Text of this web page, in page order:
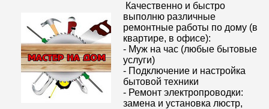
Качественно и быстро
выполню различные
ремонтные работы по дому (в
квартире, в офисе):
- Муж на час (любые бытовые
услуги)
- Подключение и настройка
бытовой техники
- Ремонт электропроводки:
замена и установка люстр,